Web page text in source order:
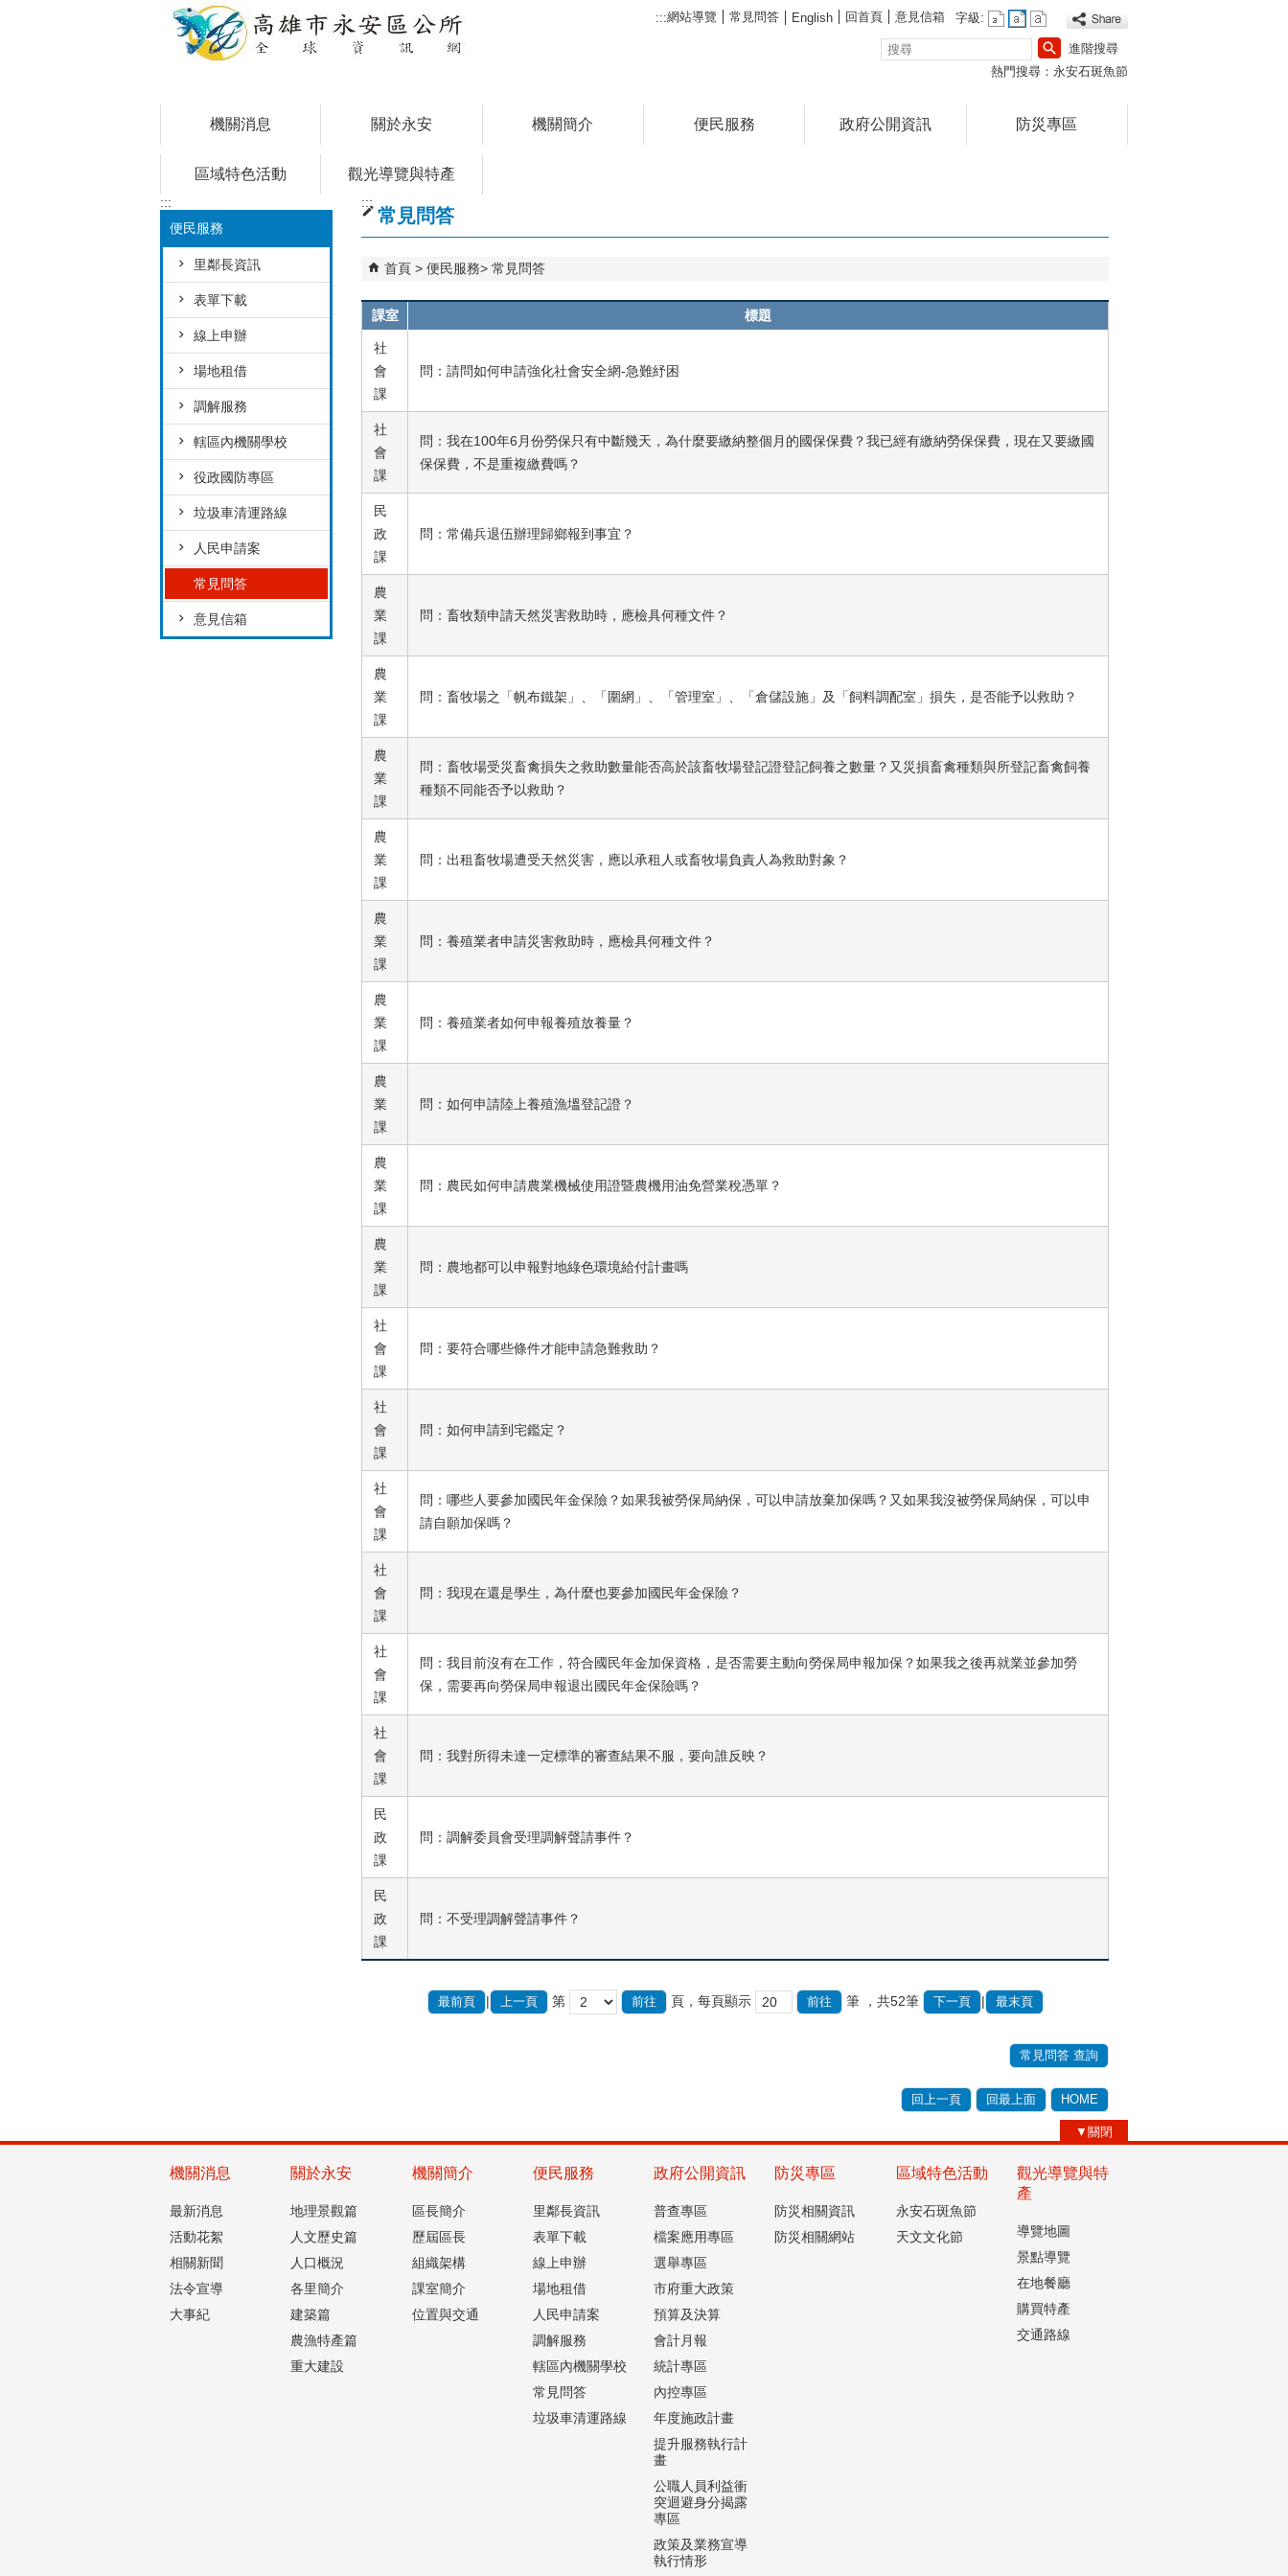
:::網站導覽 常見問答 English 回首頁 意見信箱
字級:
搜
尋
進階搜尋
熱門搜尋： 永安石斑魚節
機關消息 關於永安 機關簡介 便民服務 政府公開資訊 防災專區
區域特色活動 觀光導覽與特產
:::
便民服務
里鄰長資訊
表單下載
線上申辦
場地租借
調解服務
轄區內機關學校
役政國防專區
垃圾車清運路線
人民申請案
常見問答
意見信箱
:::
常見問答
首頁 便民服務 常見問答
課室 標題
社
會
課
問：請問如何申請強化社會安全網-急難紓困
社
會
課
問：我在100年6月份勞保只有中斷幾天，為什麼要繳納整個月的國保保費？我已經有繳納勞保保費，現在又要繳國
保保費，不是重複繳費嗎？
民
政
課
問：常備兵退伍辦理歸鄉報到事宜？
農
業
課
問：畜牧類申請天然災害救助時，應檢具何種文件？
農
業
課
問：畜牧場之「帆布鐵架」、「圍網」、「管理室」、「倉儲設施」及「飼料調配室」損失，是否能予以救助？
農
業
課
問：畜牧場受災畜禽損失之救助數量能否高於該畜牧場登記證登記飼養之數量？又災損畜禽種類與所登記畜禽飼養
種類不同能否予以救助？
農
業
課
問：出租畜牧場遭受天然災害，應以承租人或畜牧場負責人為救助對象？
農
業
課
問：養殖業者申請災害救助時，應檢具何種文件？
農
業
課
問：養殖業者如何申報養殖放養量？
農
業
課
問：如何申請陸上養殖漁塭登記證？
農
業
課
問：農民如何申請農業機械使用證暨農機用油免營業稅憑單？
農
業
課
問：農地都可以申報對地綠色環境給付計畫嗎
社
會
課
問：要符合哪些條件才能申請急難救助？
社
會
課
問：如何申請到宅鑑定？
社
會
課
問：哪些人要參加國民年金保險？如果我被勞保局納保，可以申請放棄加保嗎？又如果我沒被勞保局納保，可以申
請自願加保嗎？
社
會
課
問：我現在還是學生，為什麼也要參加國民年金保險？
社
會
課
問：我目前沒有在工作，符合國民年金加保資格，是否需要主動向勞保局申報加保？如果我之後再就業並參加勞
保，需要再向勞保局申報退出國民年金保險嗎？
社
會
課
問：我對所得未達一定標準的審查結果不服，要向誰反映？
民
政
課
問：調解委員會受理調解聲請事件？
民
政
課
問：不受理調解聲請事件？
最前頁 | 上一頁 第 頁，每頁顯示 筆 ，共52筆 下一頁 | 最末頁
常見問答 查詢
回上一頁 回最上面 HOME
▼關閉
機關消息
最新消息
活動花絮
相關新聞
法令宣導
大事紀
關於永安
地理景觀篇
人文歷史篇
人口概況
各里簡介
建築篇
農漁特產篇
重大建設
機關簡介
區長簡介
歷屆區長
組織架構
課室簡介
位置與交通
便民服務
里鄰長資訊
表單下載
線上申辦
場地租借
人民申請案
調解服務
轄區內機關學校
常見問答
垃圾車清運路線
政府公開資訊
普查專區
檔案應用專區
選舉專區
市府重大政策
預算及決算
會計月報
統計專區
內控專區
年度施政計畫
提升服務執行計
畫
公職人員利益衝
突迴避身分揭露
專區
政策及業務宣導
執行情形
防災專區
防災相關資訊
防災相關網站
區域特色活動
永安石斑魚節
天文文化節
觀光導覽與特
產
導覽地圖
景點導覽
在地餐廳
購買特產
交通路線